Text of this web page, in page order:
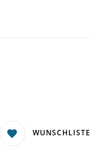
WUNSCHLISTE